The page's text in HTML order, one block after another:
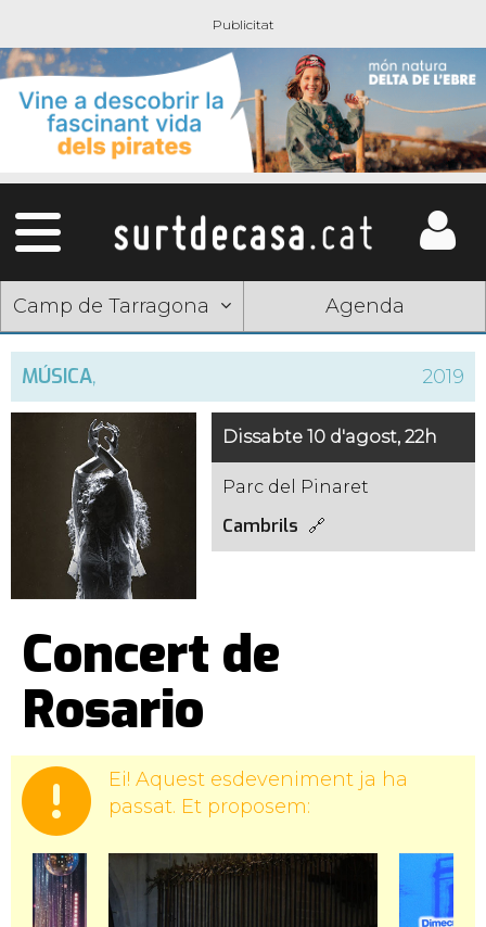
Camp de Tarragona Agenda
MÚSICA, 2019
Dissabte 10 d'agost, 22h
Parc del Pinaret
Cambrils
Concert de
Rosario
Ei! Aquest esdeveniment ja ha
passat. Et proposem: